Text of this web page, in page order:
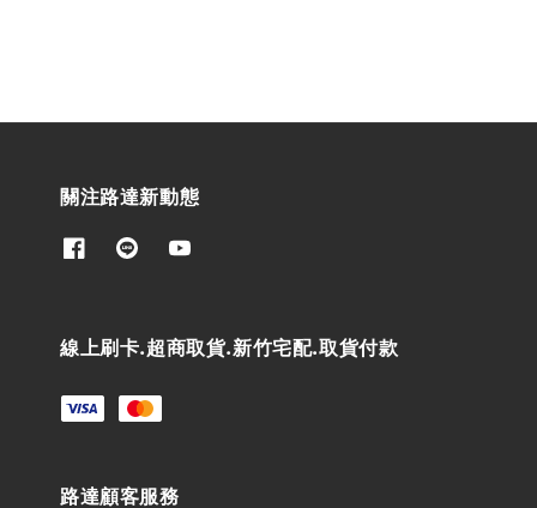
關注路達新動態
線上刷卡.超商取貨.新竹宅配.取貨付款
路達顧客服務